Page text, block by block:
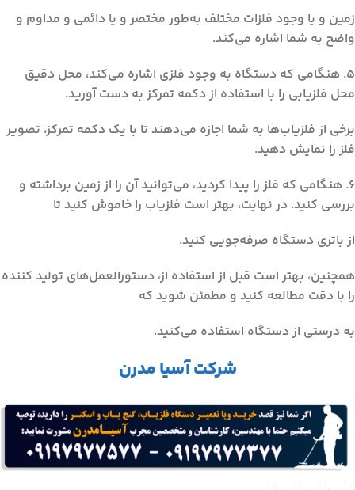
زمین و یا وجود فلزات مختلف به‌طور مختصر و یا دائمی و مداوم و
واضح به شما اشاره می‌کند.
5. هنگامی که دستگاه به وجود فلزی اشاره می‌کند، محل دقیق
محل فلزیابی را با استفاده از دکمه تمرکز به دست آورید.
برخی از فلزیاب‌ها به شما اجازه می‌دهند تا با یک دکمه تمرکز، تصویر
فلز را نمایش دهید.
6. هنگامی که فلز را پیدا کردید، می‌توانید آن را از زمین برداشته و
بررسی کنید. در نهایت، بهتر است فلزیاب را خاموش کنید تا
از باتری دستگاه صرفه‌جویی کنید.
همچنین، بهتر است قبل از استفاده از، دستورالعمل‌های تولید کننده
را با دقت مطالعه کنید و مطمئن شوید که
به درستی از دستگاه استفاده می‌کنید.
شرکت آسیا مدرن